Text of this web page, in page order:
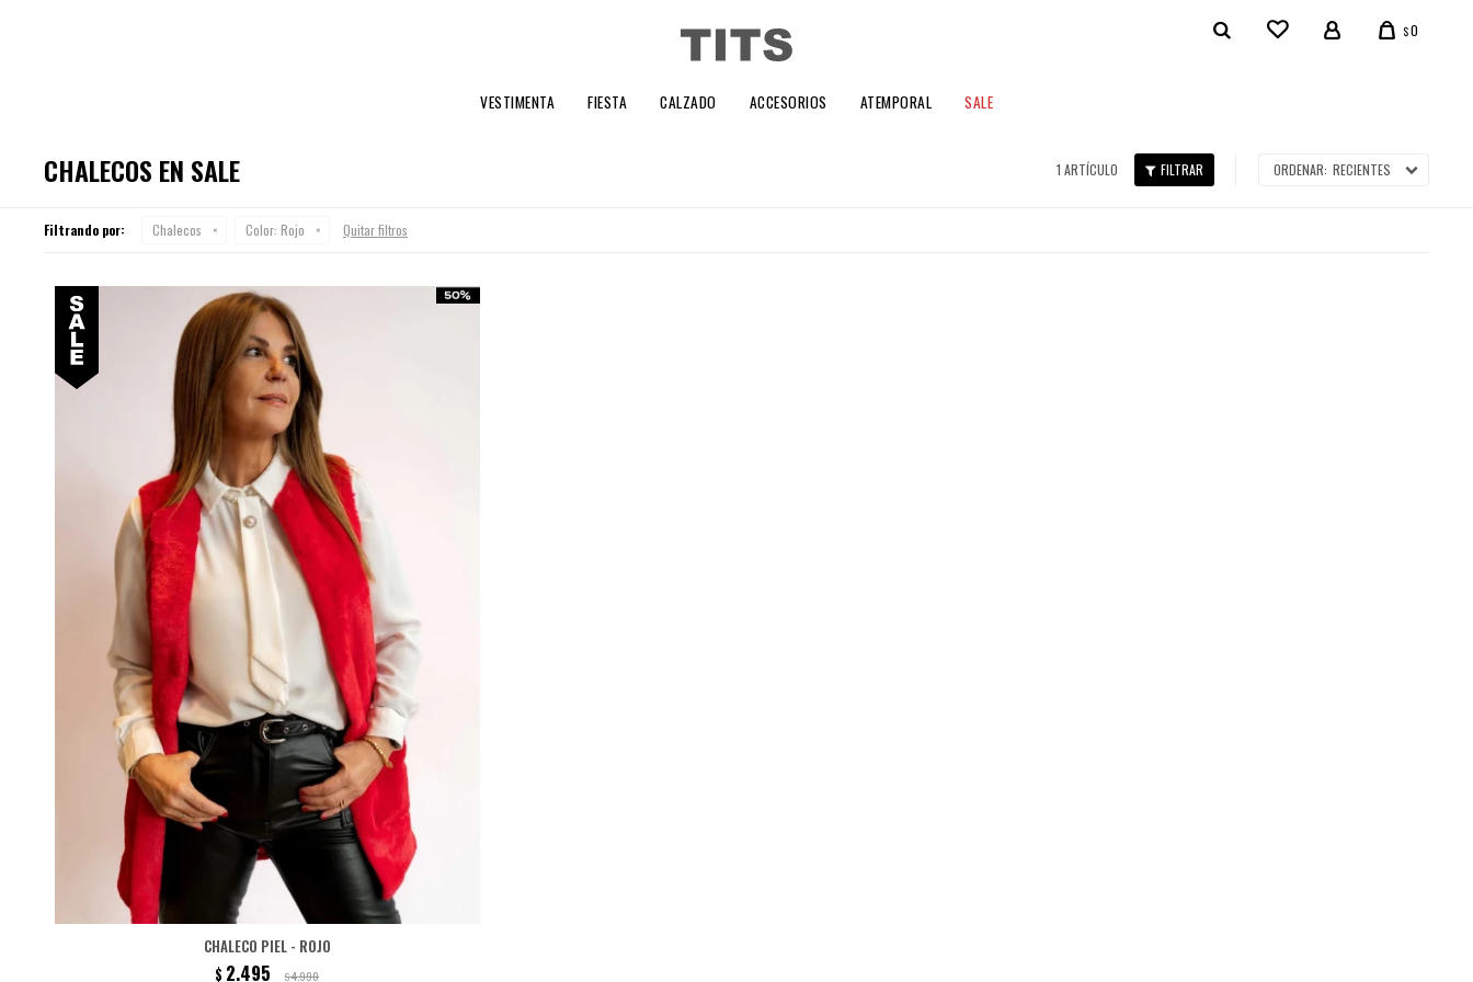
VESTIMENTA FIESTA CALZADO ACCESORIOS ATEMPORAL SALE
$0
CHALECOS EN SALE 1 ARTÍCULO RECIENTES
Filtrando por: Chalecos Color: Rojo Quitar filtros
CHALECO PIEL - ROJO
$ 2.495 $4.990